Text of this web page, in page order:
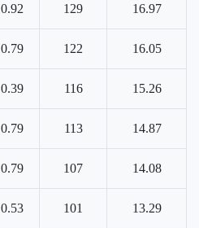
0.92 129 16.97
0.79 122 16.05
0.39 116 15.26
0.79 113 14.87
0.79 107 14.08
0.53 101 13.29